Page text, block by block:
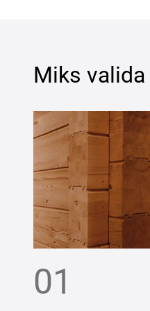
Miks valida
01